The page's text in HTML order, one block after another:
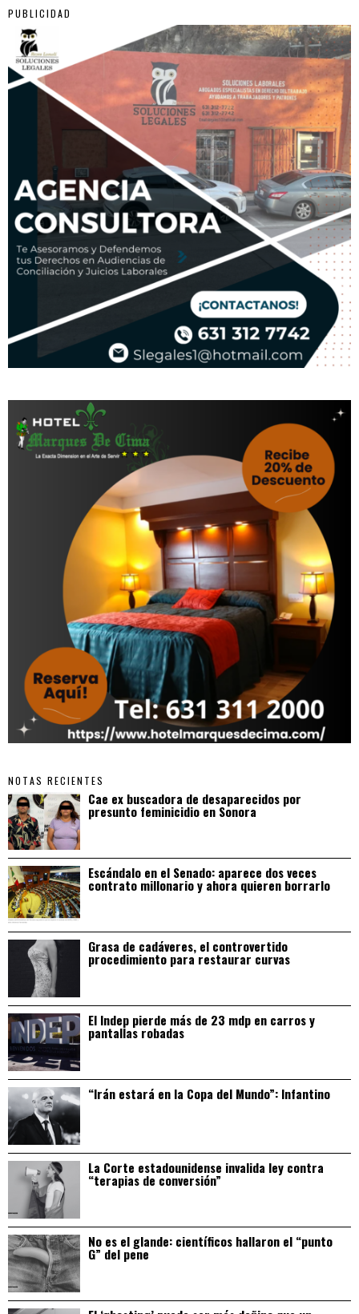
PUBLICIDAD
NOTAS RECIENTES
Cae ex buscadora de desaparecidos por
presunto feminicidio en Sonora
Escándalo en el Senado: aparece dos veces
contrato millonario y ahora quieren borrarlo
Grasa de cadáveres, el controvertido
procedimiento para restaurar curvas
El Indep pierde más de 23 mdp en carros y
pantallas robadas
“Irán estará en la Copa del Mundo”: Infantino
La Corte estadounidense invalida ley contra
“terapias de conversión”
No es el glande: científicos hallaron el “punto
G” del pene